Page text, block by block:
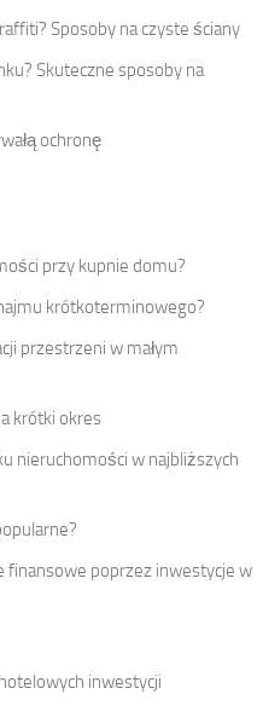
Sposoby na czyste ściany
Skuteczne sposoby na
ochronę
przy kupnie domu?
krótkoterminowego?
przestrzeni w małym
krótki okres
nieruchomości w najbliższych
finansowe poprzez inwestycje w
inwestycji